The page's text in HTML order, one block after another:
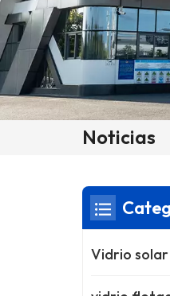
Noticias
Vidrio solar